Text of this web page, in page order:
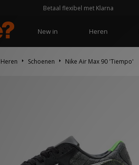
Betaal flexibel met Klarna
New in Heren
Heren Schoenen Nike Air Max 90 'Tiempo'